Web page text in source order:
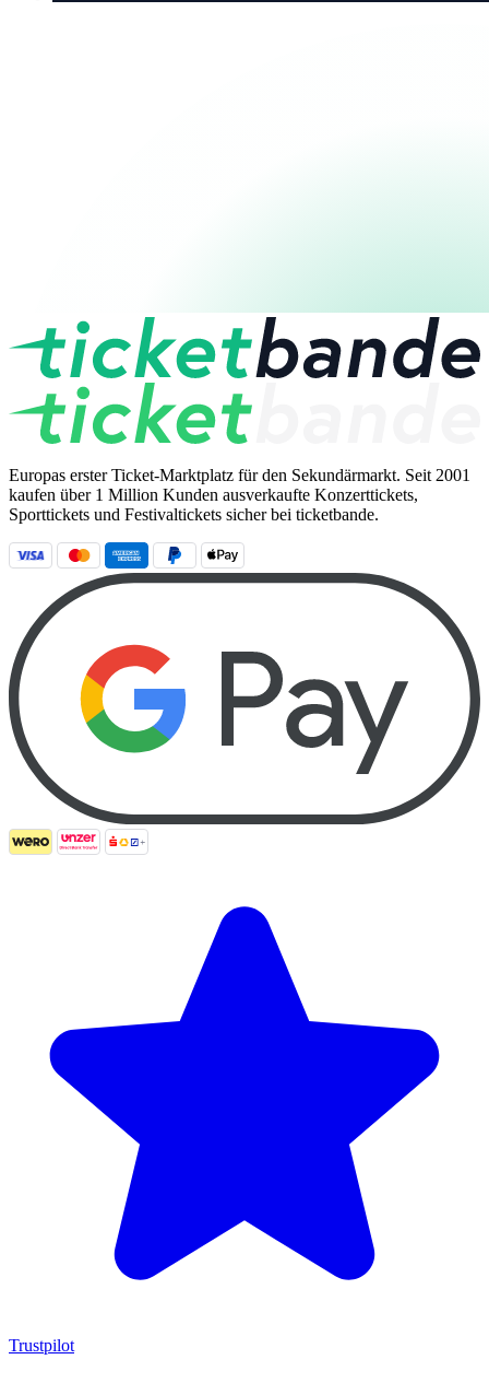
Europas erster Ticket-Marktplatz für den Sekundärmarkt. Seit 2001
kaufen über 1 Million Kunden ausverkaufte Konzerttickets,
Sporttickets und Festivaltickets sicher bei ticketbande.
Trustpilot